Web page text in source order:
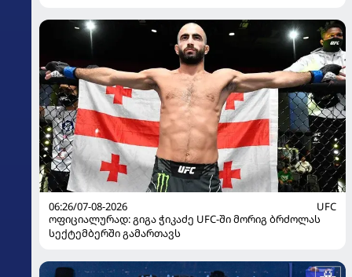
06:26/07-08-2026
UFC
ოფიციალურად: გიგა ჭიკაძე UFC-ში მორიგ ბრძოლას
სექტემბერში გამართავს